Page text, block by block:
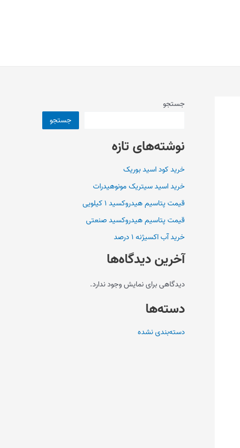
جستجو
جستجو
نوشته‌های تازه
خرید کود اسید بوریک
خرید اسید سیتریک مونوهیدرات
قیمت پتاسیم هیدروکسید ۱ کیلویی
قیمت پتاسیم هیدروکسید صنعتی
خرید آب اکسیژنه ۱ درصد
آخرین دیدگاه‌ها
دیدگاهی برای نمایش وجود ندارد.
دسته‌ها
دسته‌بندی نشده